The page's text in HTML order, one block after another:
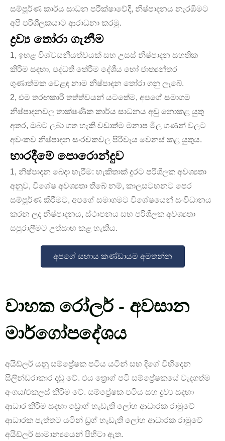
සම්පූර්ණ කාර්ය සාධන පරීක්ෂාවේදී, නිෂ්පාදනය නැරඹීමට
අපි පරිශීලකයාට ආරාධනා කරමු.
ද්‍රව්‍ය තෝරා ගැනීම
1, ඉහළ විශ්වසනීයත්වයක් සහ උසස් නිෂ්පාදන සහතික
කිරීම සඳහා, පද්ධති තේරීම දේශීය හෝ ජාත්‍යන්තර
ගුණාත්මක වෙළඳ නාම නිෂ්පාදන තෝරා ගනු ලැබේ.
2, එම තරඟකාරී තත්ත්වයන් යටතේම, අපගේ සමාගම
නිෂ්පාදනවල තාක්ෂණික කාර්ය සාධනය අඩු නොකළ යුතු
අතර, ඔබට ලබා ගත හැකි වඩාත්ම මනාප මිල ගණන් වලට
අවංකව නිෂ්පාදන සංරචකවල පිරිවැය වෙනස් කළ යුතුය.
භාරදීමේ පොරොන්දුව
1, නිෂ්පාදන බෙදා හැරීම: හැකිතාක් දුරට පරිශීලක අවශ්‍යතා
අනුව, විශේෂ අවශ්‍යතා තිබේ නම්, කාලසටහනට පෙර
සම්පූර්ණ කිරීමට, අපගේ සමාගමට විශේෂයෙන් සංවිධානය
කරන ලද නිෂ්පාදනය, ස්ථාපනය සහ පරිශීලක අවශ්‍යතා
සපුරාලීමට උත්සාහ කළ හැකිය.
අපගේ සහාය කණ්ඩායම අමතන්න
වාහක රෝලර් - අවසාන
මාර්ගෝපදේශය
අයිඩ්ලර් යනු සම්ප්‍රේෂක පටිය යටින් සහ දිගේ විහිදෙන
සිලින්ඩරාකාර දඬු වේ. එය ත්‍රොග් පටි සම්ප්‍රේෂකයේ වැදගත්ම
අංගය/එකලස් කිරීම වේ. සම්ප්‍රේෂක පටිය සහ ද්‍රව්‍ය සඳහා
ආධාර කිරීම සඳහා ඩ්‍රොග් හැඩැති ලෝහ ආධාරක රාමුවේ
ආධාරක පැත්තට යටින් ඩ්‍රග් හැඩැති ලෝහ ආධාරක රාමුවේ
අයිඩ්ලර් සාමාන්‍යයෙන් පිහිටා ඇත.